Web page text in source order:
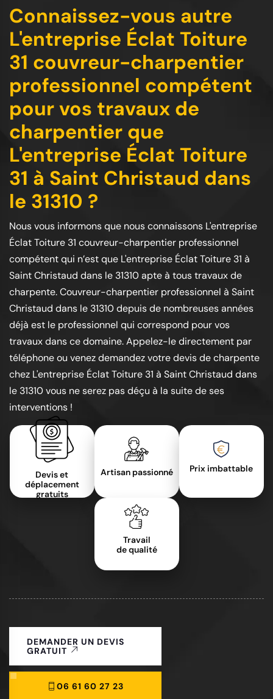
Connaissez-vous autre
L'entreprise Éclat Toiture
31 couvreur-charpentier
professionnel compétent
pour vos travaux de
charpentier que
L'entreprise Éclat Toiture
31 à Saint Christaud dans
le 31310 ?
Nous vous informons que nous connaissons L'entreprise
Éclat Toiture 31 couvreur-charpentier professionnel
compétent qui n’est que L'entreprise Éclat Toiture 31 à
Saint Christaud dans le 31310 apte à tous travaux de
charpente. Couvreur-charpentier professionnel à Saint
Christaud dans le 31310 depuis de nombreuses années
déjà est le professionnel qui correspond pour vos
travaux dans ce domaine. Appelez-le directement par
téléphone ou venez demandez votre devis de charpente
chez L'entreprise Éclat Toiture 31 à Saint Christaud dans
le 31310 vous ne serez pas déçu à la suite de ses
interventions !
Devis et
déplacement
gratuits
Artisan passionné Prix imbattable
Travail
de qualité
DEMANDER UN DEVIS
GRATUIT
06 61 60 27 23